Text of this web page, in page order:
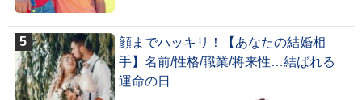
顔までハッキリ！【あなたの結婚相
手】名前/性格/職業/将来性…結ばれる
運命の日